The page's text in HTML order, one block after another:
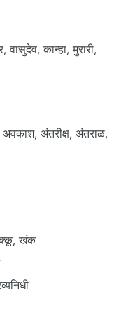
कान्हा, मुरारी,
अंतरीक्ष, अंतराळ,
खंक